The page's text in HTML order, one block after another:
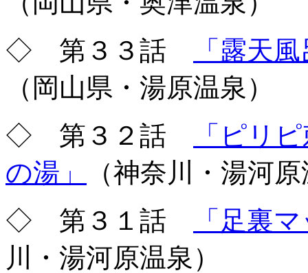
◇ 第３３話
「露天
（岡山県・湯原温泉）
◇ 第３２話
「ピリ
の湯」
（神奈川・湯河
◇ 第３１話
「足裏
川・湯河原温泉）